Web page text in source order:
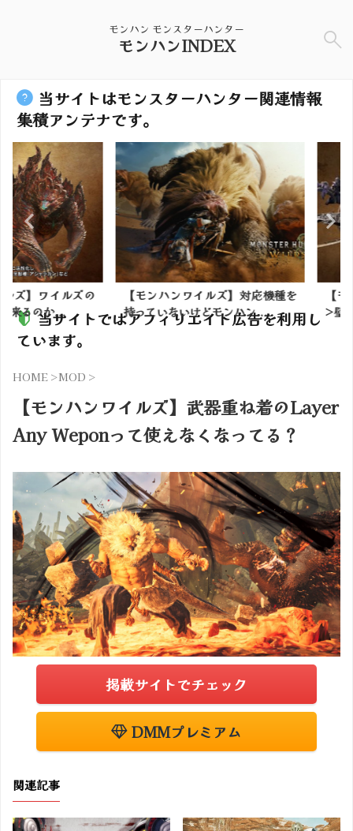
モンハン モンスターハンター
モンハンINDEX
当サイトはモンスターハンター関連情報
集積アンテナです。
イルズの
か...
【モンハンワイルズ】対応機種を
持っていないけどモンハン...
【モンハ
>壁>笛ハ
当サイトではアフィリエイト広告を利用し
ています。
HOME >MOD >
【モンハンワイルズ】武器重ね着のLayer
Any Weponって使えなくなってる？
掲載サイトでチェック
DMMプレミアム
関連記事